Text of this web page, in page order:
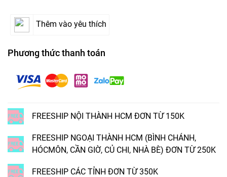
Thêm vào yêu thích
Phương thức thanh toán
FREESHIP NỘI THÀNH HCM ĐƠN TỪ 150K
FREESHIP NGOẠI THÀNH HCM (BÌNH CHÁNH,
HÓCMÔN, CẦN GIỜ, CỦ CHI, NHÀ BÈ) ĐƠN TỪ 250K
FREESHIP CÁC TỈNH ĐƠN TỪ 350K